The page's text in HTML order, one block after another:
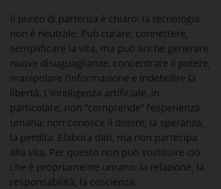
Il punto di partenza è chiaro: la tecnologia
non è neutrale. Può curare, connettere,
semplificare la vita, ma può anche generare
nuove disuguaglianze, concentrare il potere,
manipolare l’informazione e indebolire la
libertà. L’intelligenza artificiale, in
particolare, non “comprende” l’esperienza
umana: non conosce il dolore, la speranza,
la perdita. Elabora dati, ma non partecipa
alla vita. Per questo non può sostituire ciò
che è propriamente umano: la relazione, la
responsabilità, la coscienza.